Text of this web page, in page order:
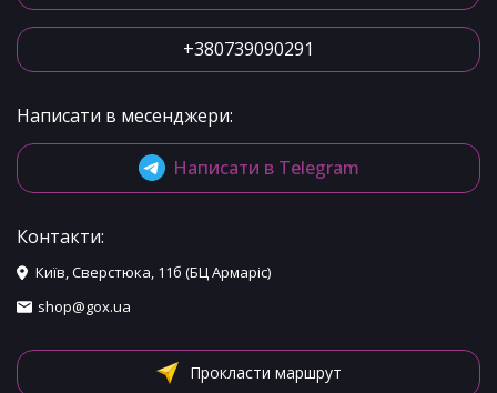
+380739090291
Написати в месенджери:
Написати в Telegram
Контакти:
Київ, Сверстюка, 11б (БЦ Армаріс)
shop@gox.ua
Прокласти маршрут